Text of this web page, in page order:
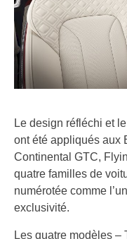
Le design réfléchi et
ont été appliqués aux
Continental GTC,
quatre familles de
numérotée comme
exclusivité.
Les quatre modèles –